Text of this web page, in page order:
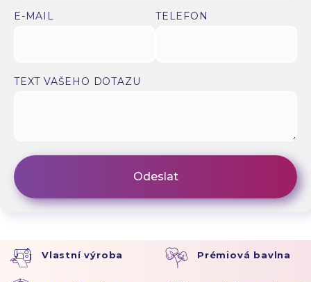
E-MAIL TELEFON
TEXT VAŠEHO DOTAZU
Vlastní výroba Prémiová bavlna